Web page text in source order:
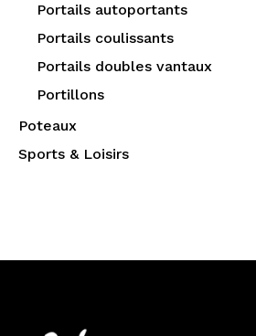
Portails autoportants
Portails coulissants
Portails doubles vantaux
Portillons
Poteaux
Sports & Loisirs